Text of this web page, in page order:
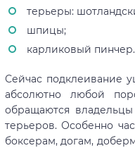
терьеры:
шпицы;
карликовый пинчер.
Сейчас подклеивание
абсолютно любой
обращаются
терьеров. Особенно
боксерам, догам,